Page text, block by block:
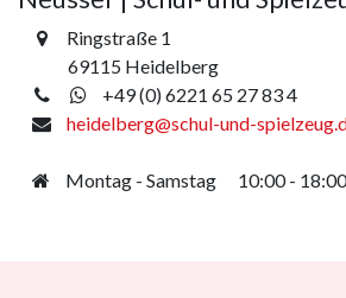
Ringstraße 1
69115 Heidelberg
+49 (0) 6221 65 27 83 4
heidelberg@schul-und-
Montag - Samstag ​10:00 -